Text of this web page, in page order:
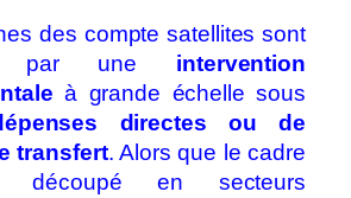
des compte satellites sont
par une intervention
à grande échelle sous
directes ou de
transfert. Alors que le cadre
découpé en secteurs